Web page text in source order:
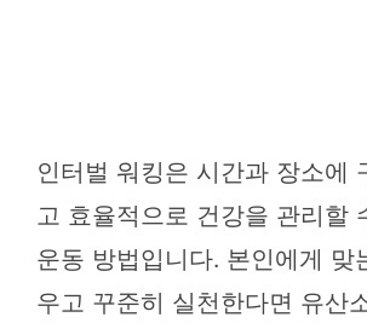
인터벌 워킹은 시간과 장소에
고 효율적으로 건강을 관리할
운동 방법입니다. 본인에게 맞
우고 꾸준히 실천한다면 유산